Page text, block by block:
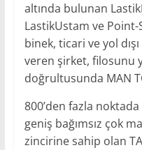
altında bulunan
LastikUstam ve
binek, ticari ve yol
veren şirket, filosunu
doğrultusunda MAN
800’den fazla
geniş bağımsız çok
zincirine sahip olan